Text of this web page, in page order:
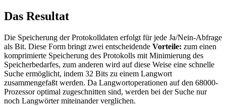
Das Resultat
Die Speicherung der Protokolldaten erfolgt für jede Ja/Nein-Abfrage
als Bit. Diese Form bringt zwei entscheidende Vorteile: zum einen
komprimierte Speicherung des Protokolls mit Minimierung des
Speicherbedarfes, zum anderen wird auf diese Weise eine schnelle
Suche ermöglicht, indem 32 Bits zu einem Langwort
zusammengefaßt werden. Da Langwortoperationen auf den 68000-
Prozessor optimal zugeschnitten sind, werden bei der Suche nur
noch Langwörter miteinander verglichen.